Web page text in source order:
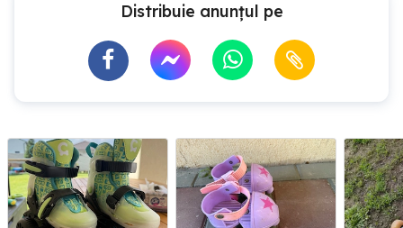
Distribuie anunțul pe